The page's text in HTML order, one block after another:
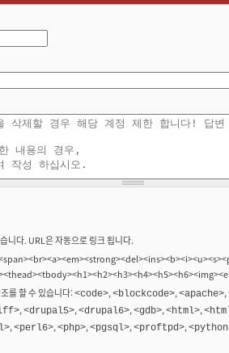
니다. URL은 자동으로 링크 됩니다.
를 할 수 있습니다: <code>, <blockcode>, <apache>,
, <drupal5>, <drupal6>, <gdb>, <html>,
, <perl6>, <php>, <pgsql>, <proftpd>,